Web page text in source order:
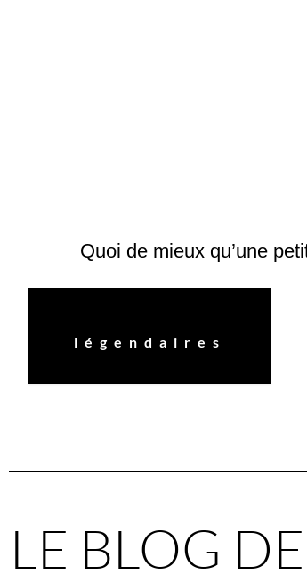
Quoi de mieux qu’une
légendaires
LE BLOG